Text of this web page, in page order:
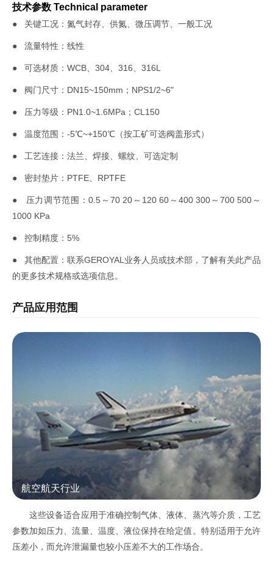
技术参数 Technical parameter
● 关键工况：氮气封存、供氮、微压调节、一般工况
● 流量特性：线性
● 可选材质：WCB、304、316、316L
● 阀门尺寸：DN15~150mm；NPS1/2~6"
● 压力等级：PN1.0~1.6MPa；CL150
● 温度范围：-5℃~+150℃（按工矿可选阀盖形式）
● 工艺连接：法兰、焊接、螺纹、可选定制
● 密封垫片：PTFE、RPTFE
● 压力调节范围：0.5～70 20～120 60～400 300～700 500～
1000 KPa
● 控制精度：5%
● 其他配置：联系GEROYAL业务人员或技术部，了解有关此产品
的更多技术规格或选项信息。
产品应用范围
航空航天行业
这些设备适合应用于准确控制气体、液体、蒸汽等介质，工艺
参数加如压力、流量、温度、液位保持在给定值。特别适用于允许
压差小，而允许泄漏量也较小压差不大的工作场合。